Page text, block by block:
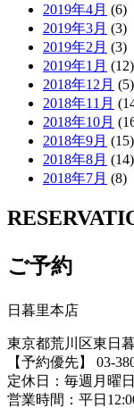
2019年4月 (6)
2019年3月 (3)
2019年2月 (3)
2019年1月 (12)
2018年12月 (5)
2018年11月
2018年10月
2018年9月 (15)
2018年8月 (14)
2018年7月 (8)
ご予約
日暮里本店
東京都荒川区東日
【予約優先】 03-
定休日：毎週月曜
営業時間：平日